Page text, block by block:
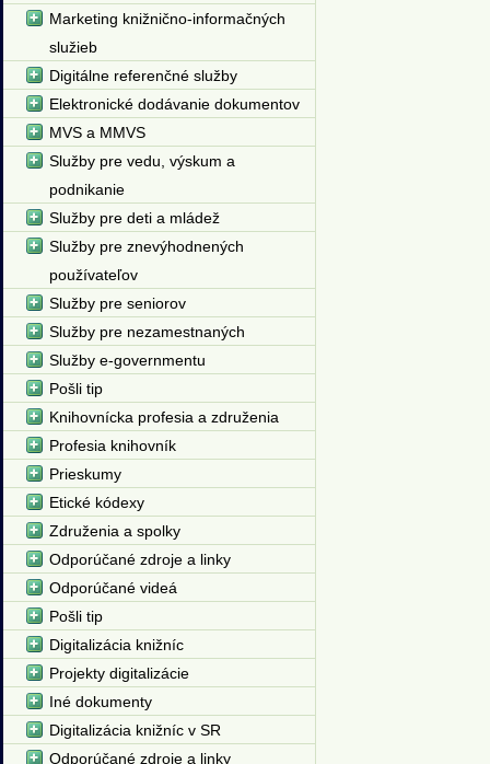
Marketing knižnično-informačných
služieb
Digitálne referenčné služby
Elektronické dodávanie dokumentov
MVS a MMVS
Služby pre vedu, výskum a
podnikanie
Služby pre deti a mládež
Služby pre znevýhodnených
používateľov
Služby pre seniorov
Služby pre nezamestnaných
Služby e-governmentu
Pošli tip
Knihovnícka profesia a združenia
Profesia knihovník
Prieskumy
Etické kódexy
Združenia a spolky
Odporúčané zdroje a linky
Odporúčané videá
Pošli tip
Digitalizácia knižníc
Projekty digitalizácie
Iné dokumenty
Digitalizácia knižníc v SR
Odporúčané zdroje a linky